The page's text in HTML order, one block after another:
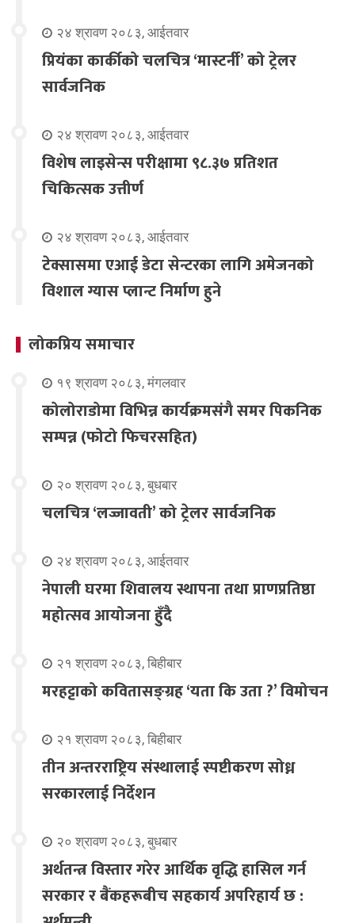
२४ श्रावण २०८३, आईतवार
प्रियंका कार्कीको चलचित्र ‘मास्टर्नी’ को ट्रेलर
सार्वजनिक
२४ श्रावण २०८३, आईतवार
विशेष लाइसेन्स परीक्षामा ९८.३७ प्रतिशत
चिकित्सक उत्तीर्ण
२४ श्रावण २०८३, आईतवार
टेक्सासमा एआई डेटा सेन्टरका लागि अमेजनको
विशाल ग्यास प्लान्ट निर्माण हुने
लोकप्रिय समाचार
१९ श्रावण २०८३, मंगलवार
कोलोराडोमा विभिन्न कार्यक्रमसंगै समर पिकनिक
सम्पन्न (फोटो फिचरसहित)
२० श्रावण २०८३, बुधबार
चलचित्र ‘लज्जावती’ को ट्रेलर सार्वजनिक
२४ श्रावण २०८३, आईतवार
नेपाली घरमा शिवालय स्थापना तथा प्राणप्रतिष्ठा
महोत्सव आयोजना हुँदै
२१ श्रावण २०८३, बिहीबार
मरहट्टाको कवितासङ्ग्रह ‘यता कि उता ?’ विमोचन
२१ श्रावण २०८३, बिहीबार
तीन अन्तरराष्ट्रिय संस्थालाई स्पष्टीकरण सोध्न
सरकारलाई निर्देशन
२० श्रावण २०८३, बुधबार
अर्थतन्त्र विस्तार गरेर आर्थिक वृद्धि हासिल गर्न
सरकार र बैंकहरूबीच सहकार्य अपरिहार्य छ :